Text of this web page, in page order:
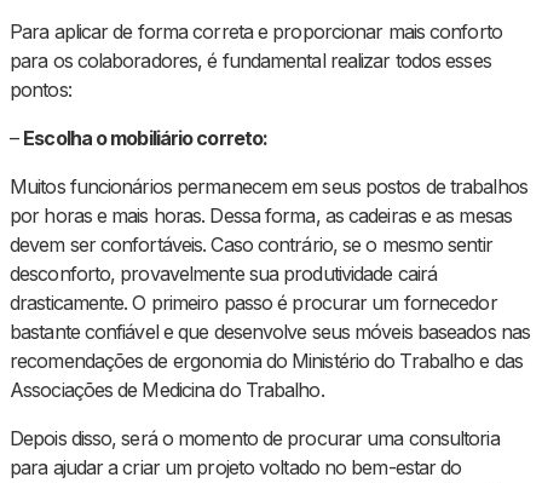
Para aplicar de forma correta e proporcionar mais conforto
para os colaboradores, é fundamental realizar todos esses
pontos:
– Escolha o mobiliário correto:
Muitos funcionários permanecem em seus postos de trabalhos
por horas e mais horas. Dessa forma, as cadeiras e as mesas
devem ser confortáveis. Caso contrário, se o mesmo sentir
desconforto, provavelmente sua produtividade cairá
drasticamente. O primeiro passo é procurar um fornecedor
bastante confiável e que desenvolve seus móveis baseados nas
recomendações de ergonomia do Ministério do Trabalho e das
Associações de Medicina do Trabalho.
Depois disso, será o momento de procurar uma consultoria
para ajudar a criar um projeto voltado no bem-estar do